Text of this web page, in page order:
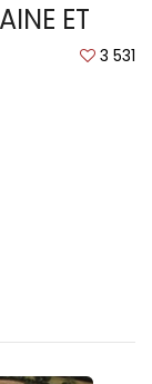
ET
3 531